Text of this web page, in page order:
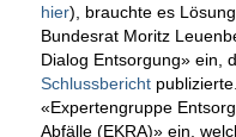
hier), brauchte es
Bundesrat Moritz
Dialog Entsorgung» ein,
Schlussbericht
«Expertengruppe
Abfälle (EKRA)» ein,